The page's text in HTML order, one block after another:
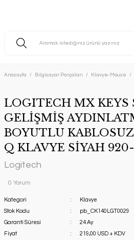
Anasayfa Bilgisayar Parçaları Klavye-Mouse
LOGITECH MX KEYS
GELİŞMİŞ
BOYUTLU
Q KLAVYE SİYAH
Logitech
0 Yorum
Kategori
Klavye
Stok Kodu
pb_CK140LGT0029
Garanti Süresi
24 Ay
Fiyat
219,00 USD + KDV